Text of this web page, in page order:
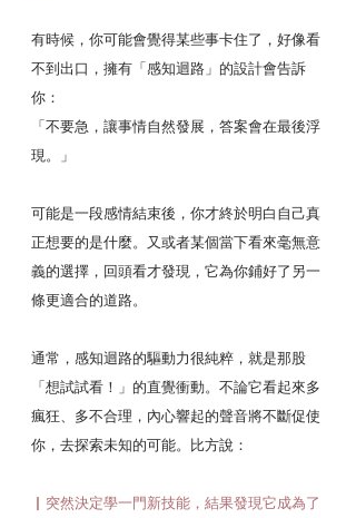
有時候，你可能會覺得某些事卡住了，好像看
不到出口，擁有「感知迴路」的設計會告訴
你：
「不要急，讓事情自然發展，答案會在最後浮
現。」
可能是一段感情結束後，你才終於明白自己真
正想要的是什麼。又或者某個當下看來毫無意
義的選擇，回頭看才發現，它為你鋪好了另一
條更適合的道路。
通常，感知迴路的驅動力很純粹，就是那股
「想試試看！」的直覺衝動。不論它看起來多
瘋狂、多不合理，內心響起的聲音將不斷促使
你，去探索未知的可能。比方說：
▏突然決定學一門新技能，結果發現它成為了